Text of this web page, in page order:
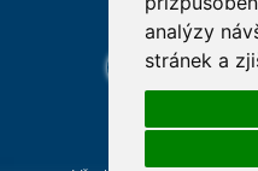
analýzy
stránek a
email bakalar